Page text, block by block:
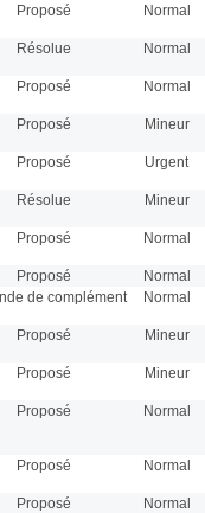
Proposé Normal
Résolue Normal
Proposé Normal
Proposé Mineur
Proposé Urgent
Résolue Mineur
Proposé Normal
Proposé Normal
de complément Normal
Proposé Mineur
Proposé Mineur
Proposé Normal
Proposé Normal
Proposé Normal